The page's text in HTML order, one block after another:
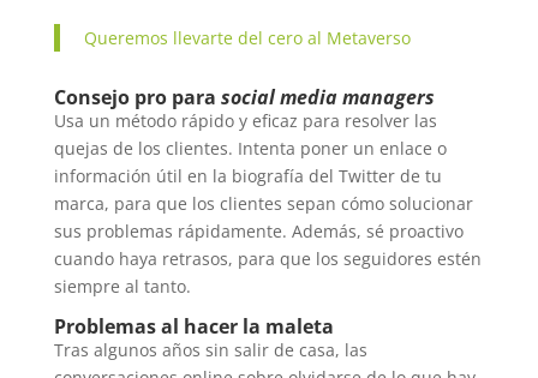
Queremos llevarte del cero al Metaverso
Consejo pro para social media managers
Usa un método rápido y eficaz para resolver las
quejas de los clientes. Intenta poner un enlace o
información útil en la biografía del Twitter de tu
marca, para que los clientes sepan cómo solucionar
sus problemas rápidamente. Además, sé proactivo
cuando haya retrasos, para que los seguidores estén
siempre al tanto.
Problemas al hacer la maleta
Tras algunos años sin salir de casa, las